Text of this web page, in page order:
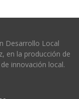
Desarrollo Local
en la producción de
innovación local.